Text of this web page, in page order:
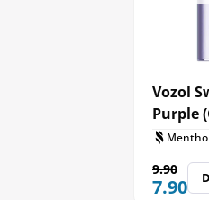
Vozol
Purple
7.90
9.90